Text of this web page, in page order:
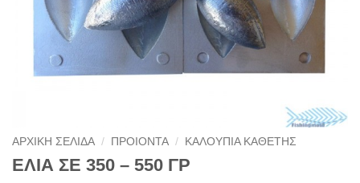
ΑΡΧΙΚΉ ΣΕΛΊΔΑ / ΠΡΟΙΟΝΤΑ / ΚΑΛΟΥΠΙΑ ΚΑΘΕΤΗΣ
ΕΛΙΑ ΣΕ 350 – 550 ΓΡ